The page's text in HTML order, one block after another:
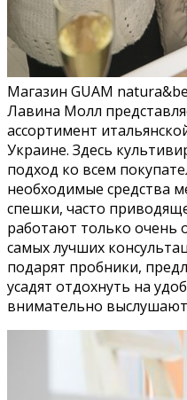
Магазин GUAM
Лавина Молл
ассортимент
Украине. Здесь
подход ко всем
необходимые средства
спешки, часто
работают только очень
самых лучших
подарят пробники,
усадят отдохнуть на
внимательно